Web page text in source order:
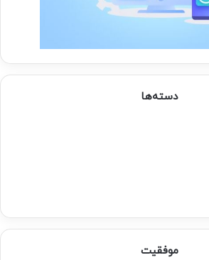
دسته‌ها
موفقیت